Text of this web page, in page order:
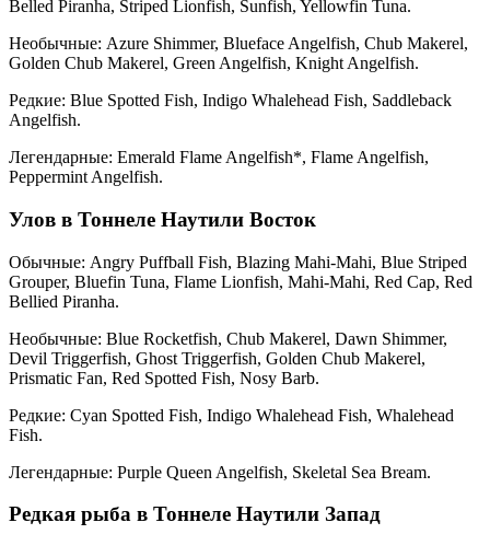
Belled Piranha, Striped Lionfish, Sunfish, Yellowfin Tuna.
Необычные: Azure Shimmer, Blueface Angelfish, Chub Makerel,
Golden Chub Makerel, Green Angelfish, Knight Angelfish.
Редкие: Blue Spotted Fish, Indigo Whalehead Fish, Saddleback
Angelfish.
Легендарные: Emerald Flame Angelfish*, Flame Angelfish,
Peppermint Angelfish.
Улов в Тоннеле Наутили Восток
Обычные: Angry Puffball Fish, Blazing Mahi-Mahi, Blue Striped
Grouper, Bluefin Tuna, Flame Lionfish, Mahi-Mahi, Red Cap, Red
Bellied Piranha.
Необычные: Blue Rocketfish, Chub Makerel, Dawn Shimmer,
Devil Triggerfish, Ghost Triggerfish, Golden Chub Makerel,
Prismatic Fan, Red Spotted Fish, Nosy Barb.
Редкие: Cyan Spotted Fish, Indigo Whalehead Fish, Whalehead
Fish.
Легендарные: Purple Queen Angelfish, Skeletal Sea Bream.
Редкая рыба в Тоннеле Наутили Запад